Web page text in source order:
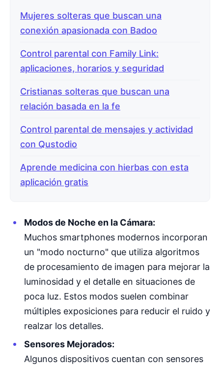
Mujeres solteras que buscan una
conexión apasionada con Badoo
Control parental con Family Link:
aplicaciones, horarios y seguridad
Cristianas solteras que buscan una
relación basada en la fe
Control parental de mensajes y actividad
con Qustodio
Aprende medicina con hierbas con esta
aplicación gratis
Modos de Noche en la Cámara:
Muchos smartphones modernos incorporan
un "modo nocturno" que utiliza algoritmos
de procesamiento de imagen para mejorar la
luminosidad y el detalle en situaciones de
poca luz. Estos modos suelen combinar
múltiples exposiciones para reducir el ruido y
realzar los detalles.
Sensores Mejorados:
Algunos dispositivos cuentan con sensores